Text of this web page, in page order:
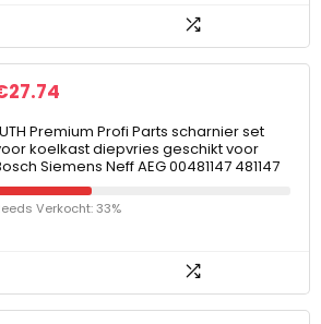
27.74
Premium Profi Parts scharnier set
koelkast diepvries geschikt voor
Siemens Neff AEG 00481147 481147
Verkocht: 33%